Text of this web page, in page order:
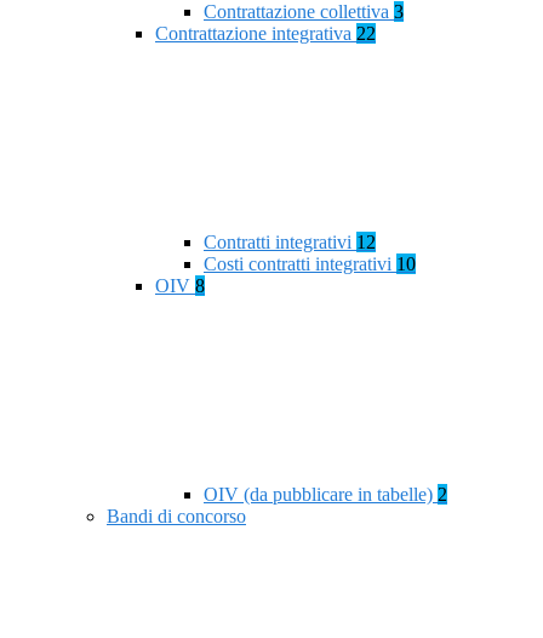
Contrattazione collettiva 3
Contrattazione integrativa 22
Contratti integrativi 12
Costi contratti integrativi 10
OIV 8
OIV (da pubblicare in tabelle) 2
Bandi di concorso